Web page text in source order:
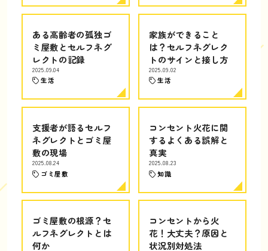
ある高齢者の孤独ゴ
ミ屋敷とセルフネグ
レクトの記録
2025.09.04
生活
家族ができること
は？セルフネグレク
トのサインと接し方
2025.09.02
生活
支援者が語るセルフ
ネグレクトとゴミ屋
敷の現場
2025.08.24
ゴミ屋敷
コンセント火花に関
するよくある誤解と
真実
2025.08.23
知識
ゴミ屋敷の根源？セ
ルフネグレクトとは
何か
コンセントから火
花！大丈夫？原因と
状況別対処法